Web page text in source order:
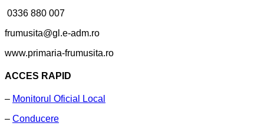
0336 880 007
frumusita@gl.e-adm.ro
www.primaria-frumusita.ro
ACCES RAPID
– Monitorul Oficial Local
– Conducere